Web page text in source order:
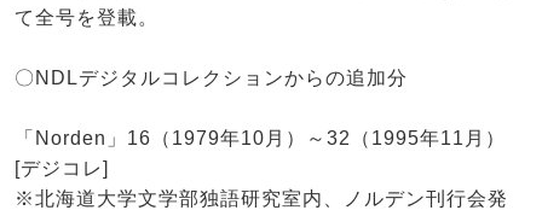
て全号を登載。
〇NDLデジタルコレクションからの追加分
「Norden」16（1979年10月）～32（1995年11月）
[デジコレ]
※北海道大学文学部独語研究室内、ノルデン刊行会発